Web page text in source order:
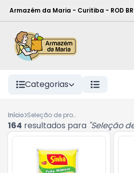
Armazém da Maria - Curitiba - ROD
Categorias
Início Seleção de produtos
164 resultados para "Seleção